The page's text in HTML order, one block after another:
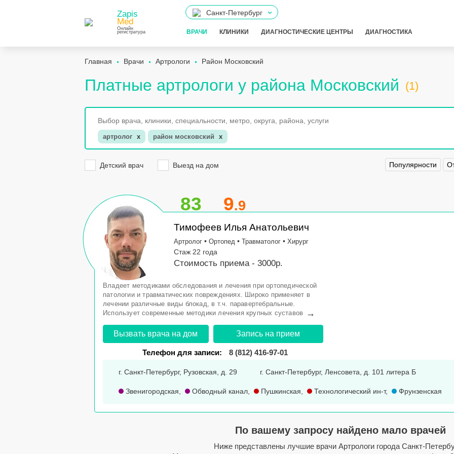
Zapis
Med
Онлайн
регистратура
Санкт-Петербург
ВРАЧИ КЛИНИКИ ДИАГНОСТИЧЕСКИЕ ЦЕНТРЫ ДИАГНОСТИКА
Главная Врачи Артрологи Район Московский
Платные артрологи у района Московский (1)
артролог x район московский x
Детский врач Выезд на дом Популярности
83 9.9
Тимофеев Илья Анатольевич
Артролог • Ортопед • Травматолог • Хирург
Стаж 22 года
Стоимость приема - 3000р.
Владеет методиками обследования и лечения при ортопедической
патологии и травматических повреждениях. Широко применяет в
лечении различные виды блокад, в т.ч. паравертебральные.
Использует современные методики лечения крупных суставов →
Вызвать врача на дом Запись на прием
Телефон для записи: 8 (812) 416-97-01
г. Санкт-Петербург, Рузовская, д. 29 г. Санкт-Петербург, Ленсовета, д. 101 литера Б
Звенигородская Обводный канал Пушкинская Технологический ин-т, Фрунзенская
По вашему запросу найдено мало врачей
Ниже представлены лучшие врачи Артрологи города Санкт-